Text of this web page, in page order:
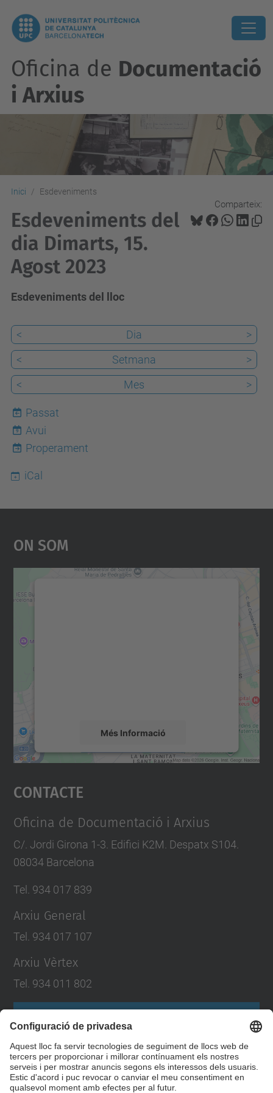
Oficina de Documentació
i Arxius
Inici Esdeveniments
Comparteix:
Esdeveniments del
dia Dimarts, 15.
Agost 2023
Esdeveniments del lloc
< Dia
>
<
Setmana
>
<
Mes >
Passat
9
Avui
Properament
iCal
On Som
Més Informació
Accepta
powered by
Contacte
Oficina de Documentació i Arxius
C/. Jordi Girona 1-3. Edifici K2M. Despatx S104.
08034 Barcelona
Tel. 934 017 839
Arxiu General
Tel. 934 017 107
Arxiu Vèrtex
Tel. 934 011 802
Formulari de contacte
Llista Xarxes Socials